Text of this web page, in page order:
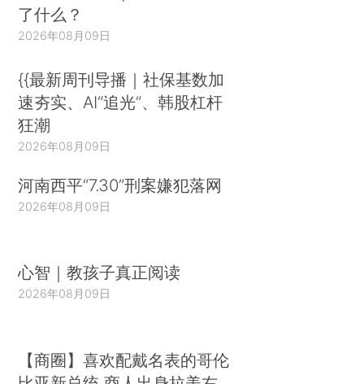
了什么？
2026年08月09日
{{最新周刊导播｜社保基数加
速夯实、AI“追光”、韩股杠杆
狂潮
2026年08月09日
河南西平“7.30”刑案嫌犯落网
2026年08月09日
心智｜教孩子真正阅读
2026年08月09日
【商圈】喜欢配戴名表的哥伦